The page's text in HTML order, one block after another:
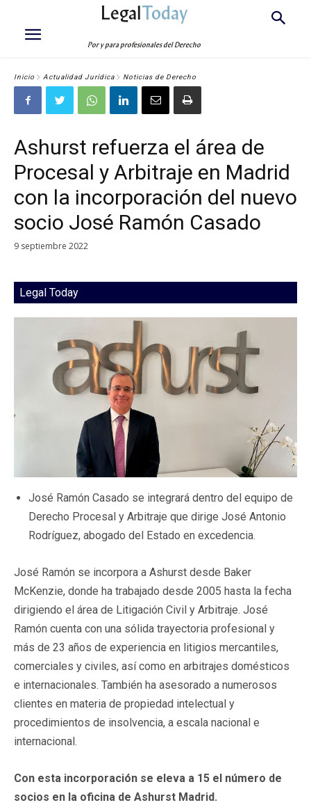
LegalToday
Por y para profesionales del Derecho
Inicio Actualidad Jurídica Noticias de Derecho
Ashurst refuerza el área de
Procesal y Arbitraje en Madrid
con la incorporación del nuevo
socio José Ramón Casado
9 septiembre 2022
Legal Today
José Ramón Casado se integrará dentro del equipo de
Derecho Procesal y Arbitraje que dirige José Antonio
Rodríguez, abogado del Estado en excedencia.
José Ramón se incorpora a Ashurst desde Baker
McKenzie, donde ha trabajado desde 2005 hasta la fecha
dirigiendo el área de Litigación Civil y Arbitraje. José
Ramón cuenta con una sólida trayectoria profesional y
más de 23 años de experiencia en litigios mercantiles,
comerciales y civiles, así como en arbitrajes domésticos
e internacionales. También ha asesorado a numerosos
clientes en materia de propiedad intelectual y
procedimientos de insolvencia, a escala nacional e
internacional.
Con esta incorporación se eleva a 15 el número de
socios en la oficina de Ashurst Madrid.